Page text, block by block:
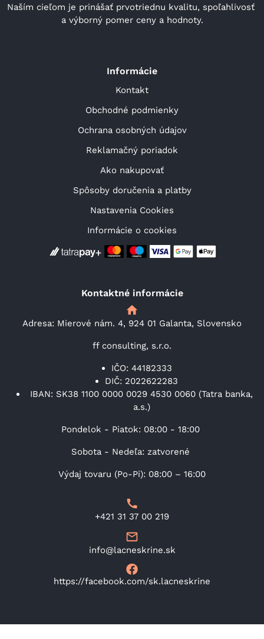
Naším cieľom je prinášať prvotriednu kvalitu, spoľahlivosť
a výborný pomer ceny a hodnoty.
Informácie
Kontakt
Obchodné podmienky
Ochrana osobných údajov
Reklamačný poriadok
Ako nakupovať
Spôsoby doručenia a platby
Nastavenia Cookies
Informácie o cookies
Kontaktné informácie
Adresa: Mierové nám. 4, 924 01 Galanta, Slovensko
ff consulting, s.r.o.
IČO: 44182333
DIČ: 2022622283
IBAN: SK38 1100 0000 0029 4530 0060 (Tatra banka,
a.s.)
Pondelok - Piatok: 08:00 - 18:00
Sobota - Nedeľa: zatvorené
Výdaj tovaru (Po-Pi): 08:00 – 16:00
+421 31 37 00 219
info@lacneskrine.sk
https://facebook.com/sk.lacneskrine